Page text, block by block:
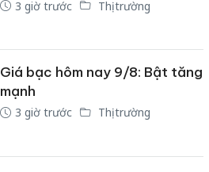
3 giờ trước Thị trường
Giá bạc hôm nay 9/8: Bật tăng
mạnh
3 giờ trước Thị trường